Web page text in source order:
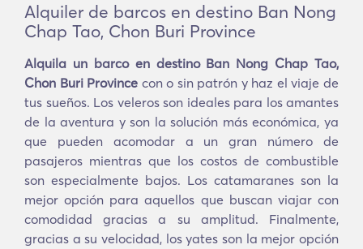
Alquiler de barcos en destino Ban Nong
Chap Tao, Chon Buri Province
Alquila un barco en destino Ban Nong Chap Tao,
Chon Buri Province con o sin patrón y haz el viaje de
tus sueños. Los veleros son ideales para los amantes
de la aventura y son la solución más económica, ya
que pueden acomodar a un gran número de
pasajeros mientras que los costos de combustible
son especialmente bajos. Los catamaranes son la
mejor opción para aquellos que buscan viajar con
comodidad gracias a su amplitud. Finalmente,
gracias a su velocidad, los yates son la mejor opción